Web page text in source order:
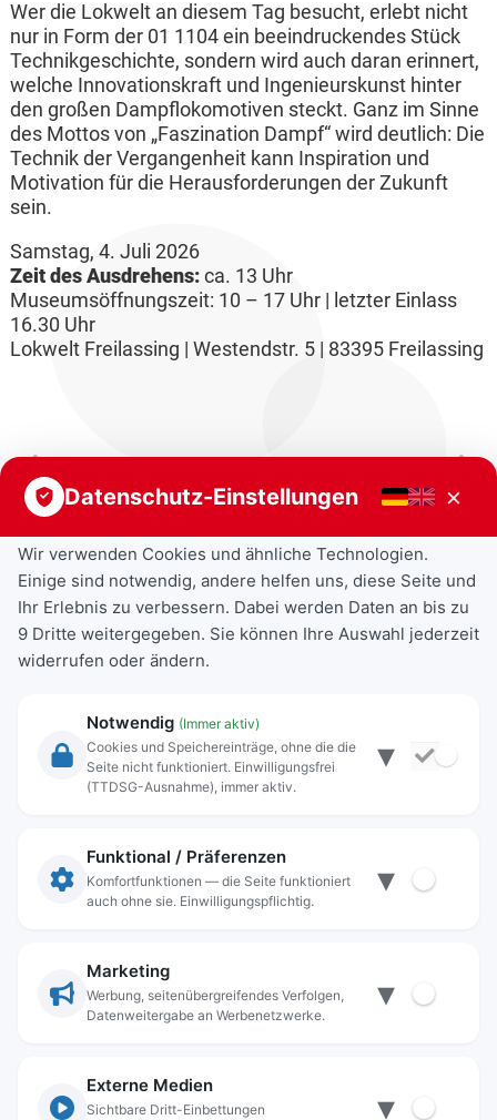
Wer die Lokwelt an diesem Tag besucht, erlebt nicht
nur in Form der 01 1104 ein beeindruckendes Stück
Technikgeschichte, sondern wird auch daran erinnert,
welche Innovationskraft und Ingenieurskunst hinter
den großen Dampflokomotiven steckt. Ganz im Sinne
des Mottos von „Faszination Dampf“ wird deutlich: Die
Technik der Vergangenheit kann Inspiration und
Motivation für die Herausforderungen der Zukunft
sein.
Samstag, 4. Juli 2026
Zeit des Ausdrehens:ca. 13 Uhr
Museumsöffnungszeit: 10 – 17 Uhr | letzter Einlass
16.30 Uhr
Lokwelt Freilassing | Westendstr. 5 | 83395 Freilassing
Rechtliche Angaben
Datenschutz
Anschrift
83395 Freilassing
Kontakt
rathaus@freilassing.de
Datenschutz-Einstellungen ×
Wir verwenden Cookies und ähnliche Technologien.
Einige sind notwendig, andere helfen uns, diese Seite und
Ihr Erlebnis zu verbessern. Dabei werden Daten an bis zu
9 Dritte weitergegeben. Sie können Ihre Auswahl jederzeit
widerrufen oder ändern.
Notwendig (Immer aktiv)
Cookies und Speichereinträge, ohne die die
Seite nicht funktioniert. Einwilligungsfrei
(TTDSG-Ausnahme), immer aktiv.
▾
Funktional / Präferenzen
Komfortfunktionen — die Seite funktioniert
auch ohne sie. Einwilligungspflichtig.
▾
Marketing
Werbung, seitenübergreifendes Verfolgen,
Datenweitergabe an Werbenetzwerke.
▾
Externe Medien
Sichtbare Dritt-Einbettungen ▾